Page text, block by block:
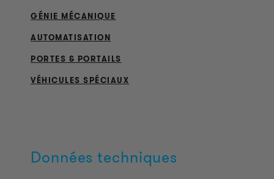
GÉNIE MÉCANIQUE
AUTOMATISATION
PORTES & PORTAILS
VÉHICULES SPÉCIAUX
Données techniques